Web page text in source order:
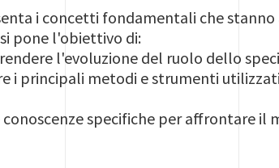
i concetti fondamentali che
si pone l'obiettivo di:
l'evoluzione del ruolo dello
i principali metodi e strumenti
specifiche per affrontare